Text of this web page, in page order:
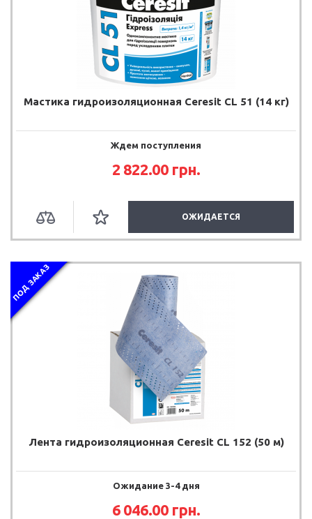
Мастика гидроизоляционная Ceresit CL 51 (14 кг)
Ждем поступления
2 822.00 грн.
ОЖИДАЕТСЯ
ПОД ЗАКАЗ
Лента гидроизоляционная Ceresit CL 152 (50 м)
Ожидание 3-4 дня
6 046.00 грн.